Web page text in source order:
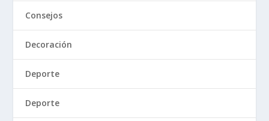
Consejos
Decoración
Deporte
Deporte